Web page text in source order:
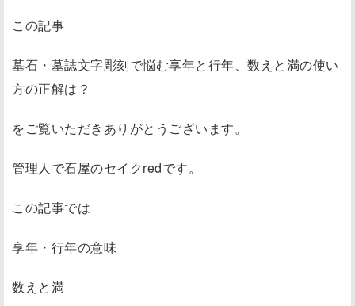
この記事
墓石・墓誌文字彫刻で悩む享年と行年、数えと満の使い
方の正解は？
をご覧いただきありがとうございます。
管理人で石屋のセイクredです。
この記事では
享年・行年の意味
数えと満